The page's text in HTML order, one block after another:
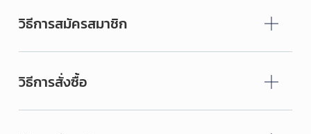
วิธีการสมัครสมาชิก
วิธีการสั่งซื้อ